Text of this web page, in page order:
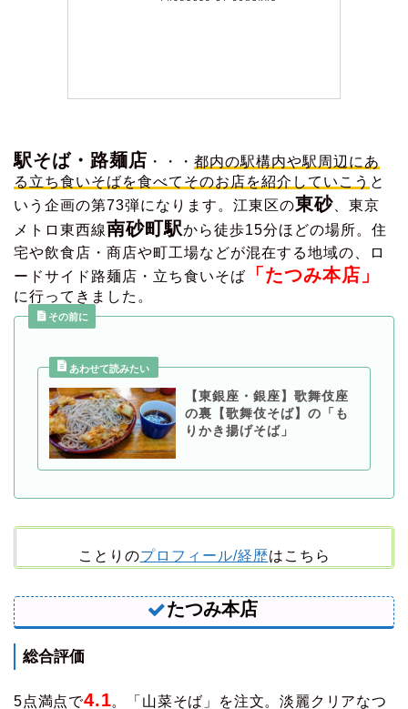
駅そば・路麺店 ・・・ 都内の駅構内や駅周辺にあ
る立ち食いそばを食べてそのお店を紹介していこう と
いう企画の第73弾になります。江東区の東砂 、東京
メトロ東西線南砂町駅から徒歩15分ほどの場所。住
宅や飲食店・商店や町工場などが混在する地域の、ロ
ードサイド路麺店・立ち食いそば
「たつみ本店 」
に行ってきました。
その前に
【東銀座・銀座】歌舞伎座
の裏【歌舞伎そば】の「も
りかき揚げそば」
ことりのプロフィール/経歴はこちら
たつみ本店
総合評価
5点満点で4.1。「山菜そば」を注文。淡麗クリアなつ